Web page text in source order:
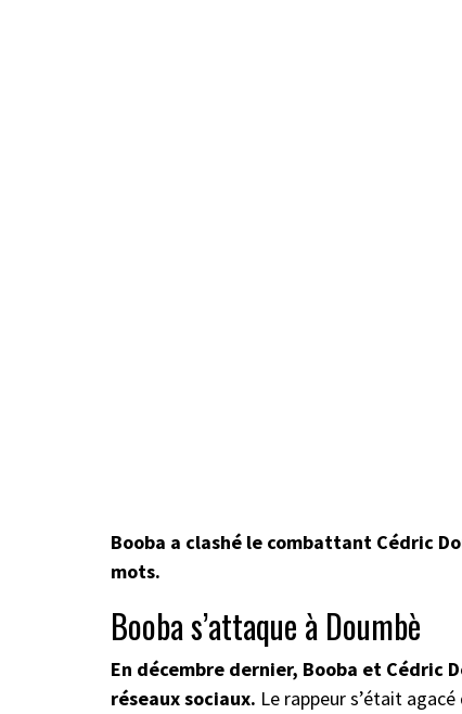
Booba a clashé le combattant Cédric
mots.
Booba s’attaque à Doumbè
En décembre dernier, Booba et Cédric
réseaux sociaux. Le rappeur s’était